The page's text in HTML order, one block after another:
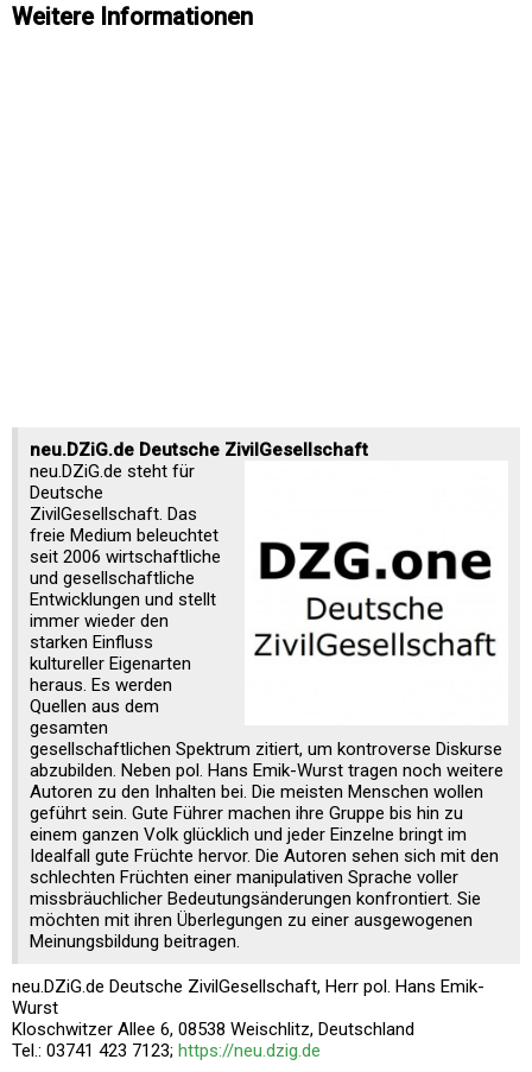
Weitere Informationen
neu.DZiG.de Deutsche ZivilGesellschaft
neu.DZiG.de steht für
Deutsche
ZivilGesellschaft. Das
freie Medium beleuchtet
seit 2006 wirtschaftliche
und gesellschaftliche
Entwicklungen und stellt
immer wieder den
starken Einfluss
kultureller Eigenarten
heraus. Es werden
Quellen aus dem
gesamten
gesellschaftlichen Spektrum zitiert, um kontroverse Diskurse
abzubilden. Neben pol. Hans Emik-Wurst tragen noch weitere
Autoren zu den Inhalten bei. Die meisten Menschen wollen
geführt sein. Gute Führer machen ihre Gruppe bis hin zu
einem ganzen Volk glücklich und jeder Einzelne bringt im
Idealfall gute Früchte hervor. Die Autoren sehen sich mit den
schlechten Früchten einer manipulativen Sprache voller
missbräuchlicher Bedeutungsänderungen konfrontiert. Sie
möchten mit ihren Überlegungen zu einer ausgewogenen
Meinungsbildung beitragen.
neu.DZiG.de Deutsche ZivilGesellschaft, Herr pol. Hans Emik-
Wurst
Kloschwitzer Allee 6, 08538 Weischlitz, Deutschland
Tel.: 03741 423 7123; https://neu.dzig.de